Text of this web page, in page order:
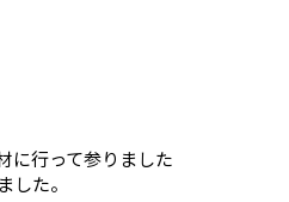
に行って参りました
た。